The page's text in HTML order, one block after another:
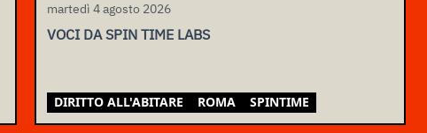
martedì 4 agosto 2026
VOCI DA SPIN TIME LABS
DIRITTO ALL'ABITARE ROMA SPINTIME